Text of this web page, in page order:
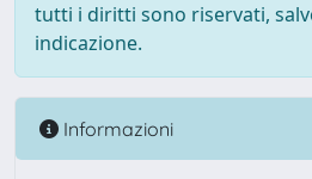
tutti i diritti sono riservati,
indicazione.
Informazioni